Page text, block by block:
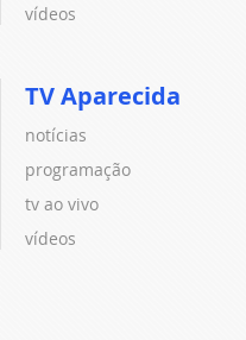
vídeos
TV Aparecida
notícias
programação
tv ao vivo
vídeos